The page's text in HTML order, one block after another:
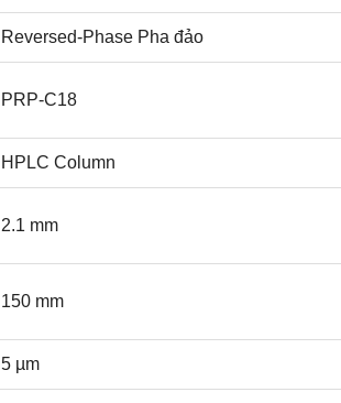
Reversed-Phase Pha đảo
PRP-C18
HPLC Column
2.1 mm
150 mm
5 µm